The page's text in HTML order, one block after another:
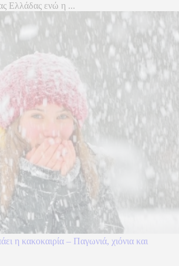
Ελλάδας ενώ η ...
η κακοκαιρία – Παγωνιά, χιόνια και